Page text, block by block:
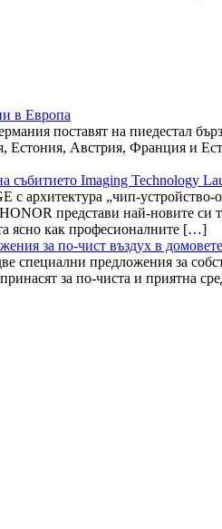
в Европа
поставят на пиедестал
Естония, Австрия, Франция и
събитието Imaging Technology
с архитектура „чип-
представи най-новите си
ясно как професионалните […]
за по-чист въздух в
специални предложения за
за по-чиста и приятна